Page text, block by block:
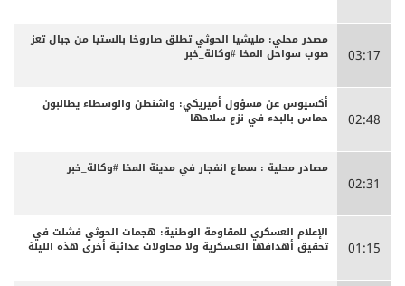
03:17
مصدر محلي: مليشيا الحوثي تطلق صاروخا بالستيا من جبال تعز
صوب سواحل المخا #وكالة_خبر
02:48
أكسيوس عن مسؤول أميريكي: واشنطن والوسطاء يطالبون
حماس بالبدء في نزع سلاحها
02:31
مصادر محلية : سماع انفجار في مدينة المخا #وكالة_خبر
01:15
الإعلام العسكري للمقاومة الوطنية: هجمات الحوثي فشلت في
تحقيق أهدافها العـسكرية ولا محاولات عدائية أخرى هذه الليلة